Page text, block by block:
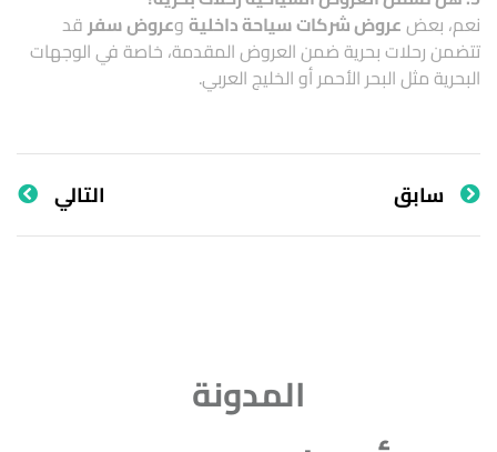
نعم، بعضعروض شركات سياحة داخليةوعروض سفر قد
تتضمن رحلات بحرية ضمن العروض المقدمة، خاصة في الوجهات
البحرية مثل البحر الأحمر أو الخليج العربي.
سابق التالي
المدونة